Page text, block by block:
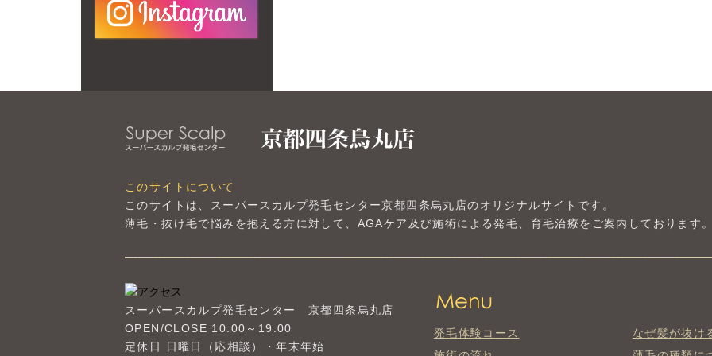
このサイトについて
このサイトは、スーパースカルプ発毛センター京都四条烏丸店のオリジナルサイトです。
薄毛・抜け毛で悩みを抱える方に対して、AGAケア及び施術による発毛、育毛治療をご案内しております。
スーパースカルプ発毛センター 京都四条烏丸店
OPEN/CLOSE 10:00～19:00
定休日 日曜日（応相談）・年末年始
発毛体験コース
なぜ髪が抜け